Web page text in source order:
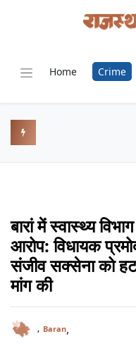
Home Crime
बारां में स्वास्थ्य
आरोप: विधायक
संजीव सक्सेना को
मांग की
, Baran,